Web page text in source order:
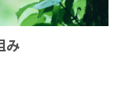
み